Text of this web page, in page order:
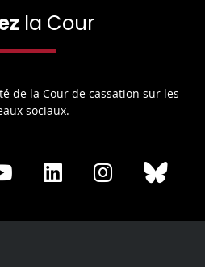
la Cour
de la Cour de cassation sur les
sociaux.
Share
Youtube
Share
LinkedIn
Share
Instagram